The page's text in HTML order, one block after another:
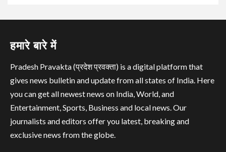
हमारे बारे में
Pradesh Pravakta (प्रदेश प्रवक्ता) is a digital platform that
gives news bulletin and update from all states of India. Here
you can get all newest news on India, World, and
Entertainment, Sports, Business and local news. Our
journalists and editors offer you latest, breaking and
exclusive news from the globe.